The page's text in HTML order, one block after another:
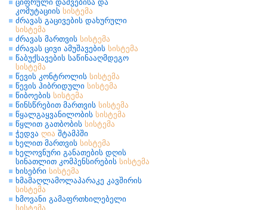
ციფრული დაშვებისა და
კომუტაციის სისტემა
ძრავას გაცივების დახურული
სისტემა
ძრავას მართვის სისტემა
ძრავას ცივი ამუშავების სისტემა
წაბუქსავების საწინააღმდეგო
სისტემა
წევის კონტროლის სისტემა
წევის ჰიბრიდული სისტემა
წიბოების სისტემა
წინსწრებით მართვის სისტემა
წყალგაყვანილობის სისტემა
წყლით გათბობის სისტემა
ჭედვა ღია შტამპში
ხელით მართვის სისტემა
ხელოვნური განათების დღის
სინათლით კომპენსირების სისტემა
ხისებრი სისტემა
ხმამაღლამოლაპარაკე კავშირის
სისტემა
ხმოვანი გამაფრთხილებელი
სისტემა